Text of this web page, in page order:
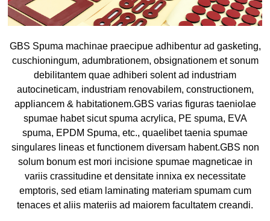
GBS Spuma machinae praecipue adhibentur ad gasketing,
cuschioningum, adumbrationem, obsignationem et sonum
debilitantem quae adhiberi solent ad industriam
autocineticam, industriam renovabilem, constructionem,
appliancem & habitationem.GBS varias figuras taeniolae
spumae habet sicut spuma acrylica, PE spuma, EVA
spuma, EPDM Spuma, etc., quaelibet taenia spumae
singulares lineas et functionem diversam habent.GBS non
solum bonum est mori incisione spumae magneticae in
variis crassitudine et densitate innixa ex necessitate
emptoris, sed etiam laminating materiam spumam cum
tenaces et aliis materiis ad maiorem facultatem creandi.